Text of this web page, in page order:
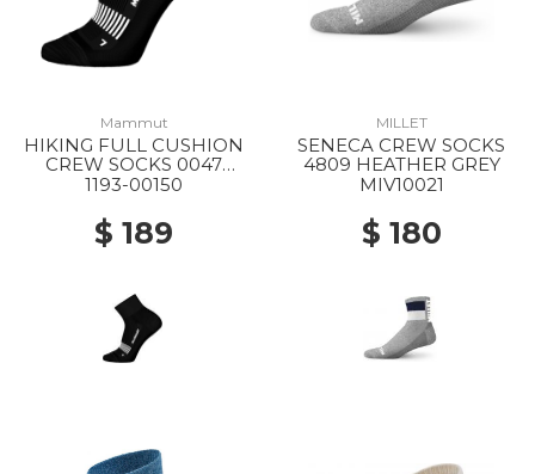
Mammut
HIKING FULL CUSHION
CREW SOCKS 0047
BLACK-WHITE
1193-00150
$ 189
MILLET
SENECA CREW SOCKS
4809 HEATHER GREY
MIV10021
$ 180